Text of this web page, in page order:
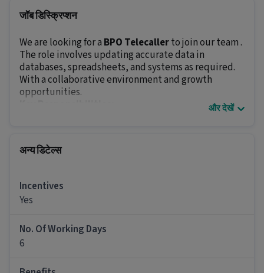
जॉब डिस्क्रिप्शन
We are looking for a BPO Telecallerto join our team .
The role involves updating accurate data in
databases, spreadsheets, and systems as required.
With a collaborative environment and growth
opportunities.
Communicate with relevant teams to clarify data
inconsistencies and improve processes.
irregularities promptly.
Generate reports and summaries to aid internal
decision-making processes.
at all times.
और देखें
अन्य डिटेल्स
Incentives
Yes
No. Of Working Days
6